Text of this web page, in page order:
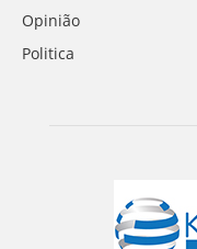
Opinião
Politica